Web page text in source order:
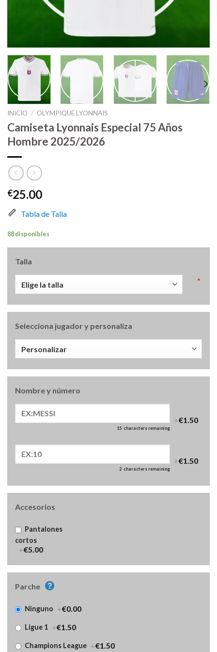
INICIO / OLYMPIQUE LYONNAIS
Camiseta Lyonnais Especial 75 Años
Hombre 2025/2026
€25.00
Tabla de Talla
88 disponibles
Talla
*
Selecciona jugador y personaliza
Nombre y número
15 characters remaining
+€1.50
2 characters remaining
+€1.50
Accesorios
Pantalones
cortos
+€5.00
Parche
Ninguno +€0.00
Ligue 1 +€1.50
Champions League +€1.50